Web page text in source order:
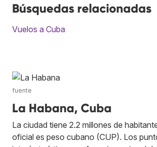
Búsquedas relacionadas
Vuelos a Cuba
fuente
La Habana, Cuba
La ciudad tiene 2.2 millones de
oficial es peso cubano (CUP). Los